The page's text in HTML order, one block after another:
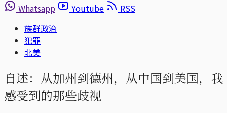
Whatsapp
Youtube
RSS
族群政治
犯罪
北美
自述：从加州到德州，从中国到美国，我
感受到的那些歧视